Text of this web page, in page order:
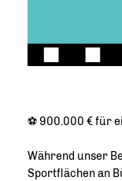
⚽ 900.000 € für
Während unser
Sportflächen an